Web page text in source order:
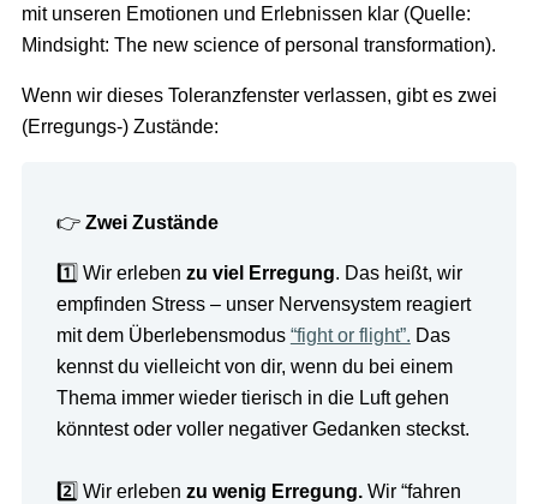
mit unseren Emotionen und Erlebnissen klar (Quelle:
Mindsight: The new science of personal transformation).
Wenn wir dieses Toleranzfenster verlassen, gibt es zwei
(Erregungs-) Zustände:
👉 Zwei Zustände
1️⃣ Wir erleben zu viel Erregung. Das heißt, wir
empfinden Stress – unser Nervensystem reagiert
mit dem Überlebensmodus “fight or flight”. Das
kennst du vielleicht von dir, wenn du bei einem
Thema immer wieder tierisch in die Luft gehen
könntest oder voller negativer Gedanken steckst.
2️⃣ Wir erleben zu wenig Erregung.Wir “fahren